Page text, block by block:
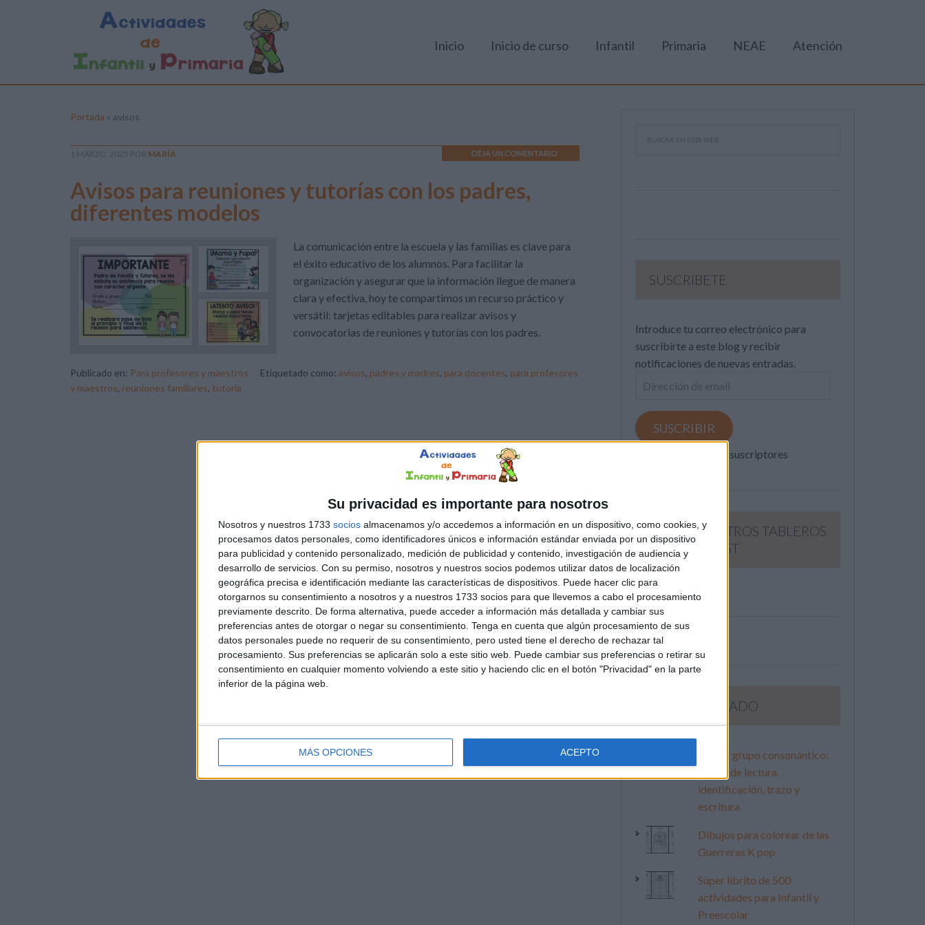
Su privacidad es importante para nosotros
Nosotros y nuestros 1733 socios almacenamos y/o accedemos a información en un dispositivo, como cookies, y
procesamos datos personales, como identificadores únicos e información estándar enviada por un dispositivo
para publicidad y contenido personalizado, medición de publicidad y contenido, investigación de audiencia y
desarrollo de servicios. Con su permiso, nosotros y nuestros socios podemos utilizar datos de localización
geográfica precisa e identificación mediante las características de dispositivos. Puede hacer clic para
otorgarnos su consentimiento a nosotros y a nuestros 1733 socios para que llevemos a cabo el procesamiento
previamente descrito. De forma alternativa, puede acceder a información más detallada y cambiar sus
preferencias antes de otorgar o negar su consentimiento. Tenga en cuenta que algún procesamiento de sus
datos personales puede no requerir de su consentimiento, pero usted tiene el derecho de rechazar tal
procesamiento. Sus preferencias se aplicarán solo a este sitio web. Puede cambiar sus preferencias o retirar su
consentimiento en cualquier momento volviendo a este sitio y haciendo clic en el botón "Privacidad" en la parte
inferior de la página web.
MÁS OPCIONES ACEPTO
Inicio Inicio de curso Infantil Primaria NEAE Atención
Portada » avisos
1 MARZO, 2025 POR MARÍA DEJA UN COMENTARIO
Avisos para reuniones y tutorías con los padres,
diferentes modelos
La comunicación entre la escuela y las familias es clave para
el éxito educativo de los alumnos. Para facilitar la
organización y asegurar que la información llegue de manera
clara y efectiva, hoy te compartimos un recurso práctico y
versátil: tarjetas editables para realizar avisos y
convocatorias de reuniones y tutorías con los padres.
Publicado en: Para profesores y maestros Etiquetado como: avisos, padres y madres, para docentes, para profesores
y maestros, reuniones familiares, tutoría
SUSCRIBETE
Introduce tu correo electrónico para
suscribirte a este blog y recibir
notificaciones de nuevas entradas.
Dirección
email
SUSCRIBIR
Únete a otros 371K suscriptores
SIGUE NUESTROS TABLEROS
EN PINTEREST
LO MÁS VISITADO
Primer grupo consonántico:
Fichas de lectura,
identificación, trazo y
escritura
Dibujos para colorear de las
Guerreras K pop
Súper librito de 500
actividades para Infantil y
Preescolar